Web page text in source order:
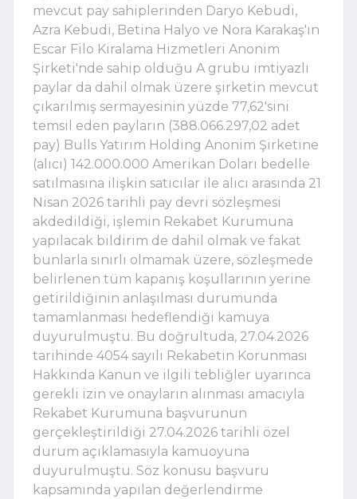
mevcut pay sahiplerinden Daryo Kebudi,
Azra Kebudi, Betina Halyo ve Nora Karakaş'ın
Escar Filo Kiralama Hizmetleri Anonim
Şirketi'nde sahip olduğu A grubu imtiyazlı
paylar da dahil olmak üzere şirketin mevcut
çıkarılmış sermayesinin yüzde 77,62'sini
temsil eden payların (388.066.297,02 adet
pay) Bulls Yatırım Holding Anonim Şirketine
(alıcı) 142.000.000 Amerikan Doları bedelle
satılmasına ilişkin satıcılar ile alıcı arasında 21
Nisan 2026 tarihli pay devri sözleşmesi
akdedildiği, işlemin Rekabet Kurumuna
yapılacak bildirim de dahil olmak ve fakat
bunlarla sınırlı olmamak üzere, sözleşmede
belirlenen tüm kapanış koşullarının yerine
getirildiğinin anlaşılması durumunda
tamamlanması hedeflendiği kamuya
duyurulmuştu. Bu doğrultuda, 27.04.2026
tarihinde 4054 sayılı Rekabetin Korunması
Hakkında Kanun ve ilgili tebliğler uyarınca
gerekli izin ve onayların alınması amacıyla
Rekabet Kurumuna başvurunun
gerçekleştirildiği 27.04.2026 tarihli özel
durum açıklamasıyla kamuoyuna
duyurulmuştu. Söz konusu başvuru
kapsamında yapılan değerlendirme